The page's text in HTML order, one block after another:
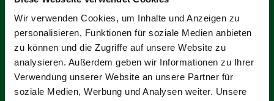
Wir verwenden Cookies, um Inhalte und Anzeigen zu
personalisieren, Funktionen für soziale Medien anbieten
zu können und die Zugriffe auf unsere Website zu
analysieren. Außerdem geben wir Informationen zu Ihrer
Verwendung unserer Website an unsere Partner für
soziale Medien, Werbung und Analysen weiter. Unsere
Recht, die Einwilligung zu widerrufen. Durch den Widerruf
der Einwilligung wird die Rechtmäßigkeit der aufgrund der
Einwilligung bis zum Widerruf erfolgten Verarbeitung nicht
berührt.
Für die Ausübung des Widerrufsrechts können Sie sich
jederzeit an uns wenden.